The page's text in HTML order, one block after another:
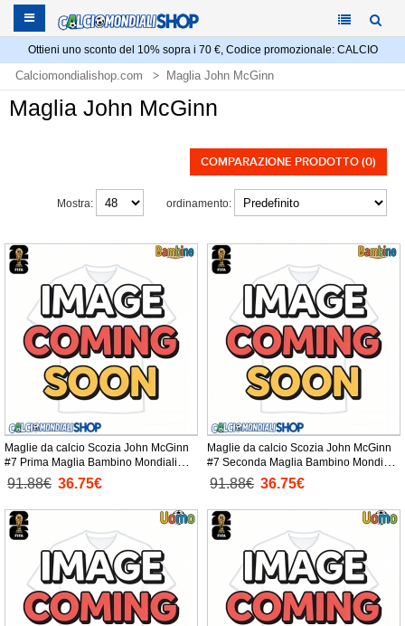
Ottieni uno sconto del 10% sopra i 70 €, Codice promozionale: CALCIO
Calciomondialishop.com Maglia John McGinn
Maglia John McGinn
COMPARAZIONE PRODOTTO (0)
ordinamento:
Mostra:
Maglie da calcio Scozia John McGinn
#7 Prima Maglia Bambino Mondiali
2026 Manica Corta + Pantaloni corti)
91.88€ 36.75€
Maglie da calcio Scozia John McGinn
#7 Seconda Maglia Bambino Mondiali
2026 Manica Corta + Pantaloni corti)
91.88€ 36.75€